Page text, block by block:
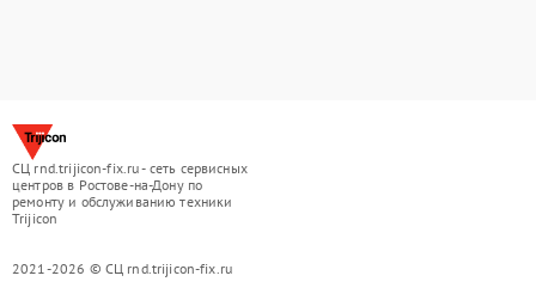
СЦ rnd.trijicon-fix.ru - сеть сервисных
центров в Ростове-на-Дону по
ремонту и обслуживанию техники
Trijicon
2021-2026 © СЦ rnd.trijicon-fix.ru